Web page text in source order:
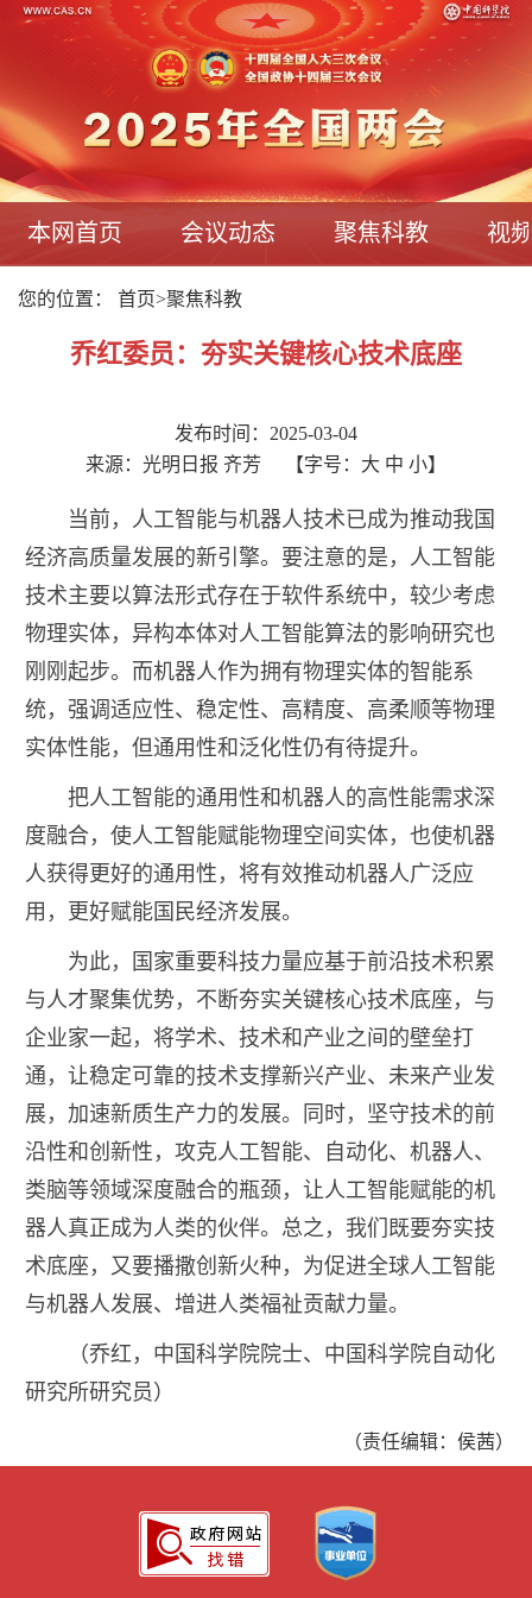
本网首页 会议动态 聚焦科教 视
您的位置： 首页>聚焦科教
乔红委员：夯实关键核心技术底座
发布时间：2025-03-04
来源：光明日报 齐芳
【字号： 大 中 小】
当前，人工智能与机器人技术已成为推动我国
经济高质量发展的新引擎。要注意的是，人工智能
技术主要以算法形式存在于软件系统中，较少考虑
物理实体，异构本体对人工智能算法的影响研究也
刚刚起步。而机器人作为拥有物理实体的智能系
统，强调适应性、稳定性、高精度、高柔顺等物理
实体性能，但通用性和泛化性仍有待提升。
把人工智能的通用性和机器人的高性能需求深
度融合，使人工智能赋能物理空间实体，也使机器
人获得更好的通用性，将有效推动机器人广泛应
用，更好赋能国民经济发展。
为此，国家重要科技力量应基于前沿技术积累
与人才聚集优势，不断夯实关键核心技术底座，与
企业家一起，将学术、技术和产业之间的壁垒打
通，让稳定可靠的技术支撑新兴产业、未来产业发
展，加速新质生产力的发展。同时，坚守技术的前
沿性和创新性，攻克人工智能、自动化、机器人、
类脑等领域深度融合的瓶颈，让人工智能赋能的机
器人真正成为人类的伙伴。总之，我们既要夯实技
术底座，又要播撒创新火种，为促进全球人工智能
与机器人发展、增进人类福祉贡献力量。
（乔红，中国科学院院士、中国科学院自动化
研究所研究员）
（责任编辑：侯茜）